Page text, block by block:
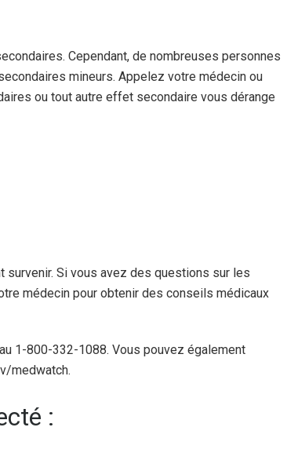
Cependant, de nombreuses personnes
mineurs. Appelez votre médecin ou
ou tout autre effet secondaire vous dérange
Si vous avez des questions sur les
médecin pour obtenir des conseils médicaux
1-800-332-1088. Vous pouvez également
medwatch.
: